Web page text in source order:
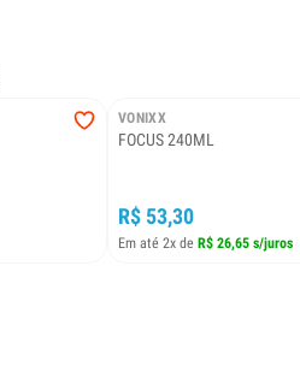
VONIXX
FOCUS 240ML
R$ 53,30
Em até 2x de R$ 26,65 s/juros